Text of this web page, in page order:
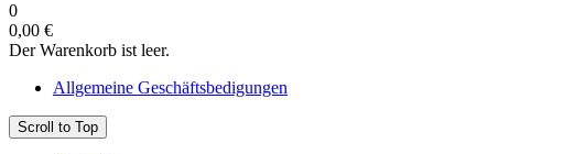
0
0,00 €
Der Warenkorb ist leer.
Allgemeine Geschäftsbedigungen
Scroll to Top